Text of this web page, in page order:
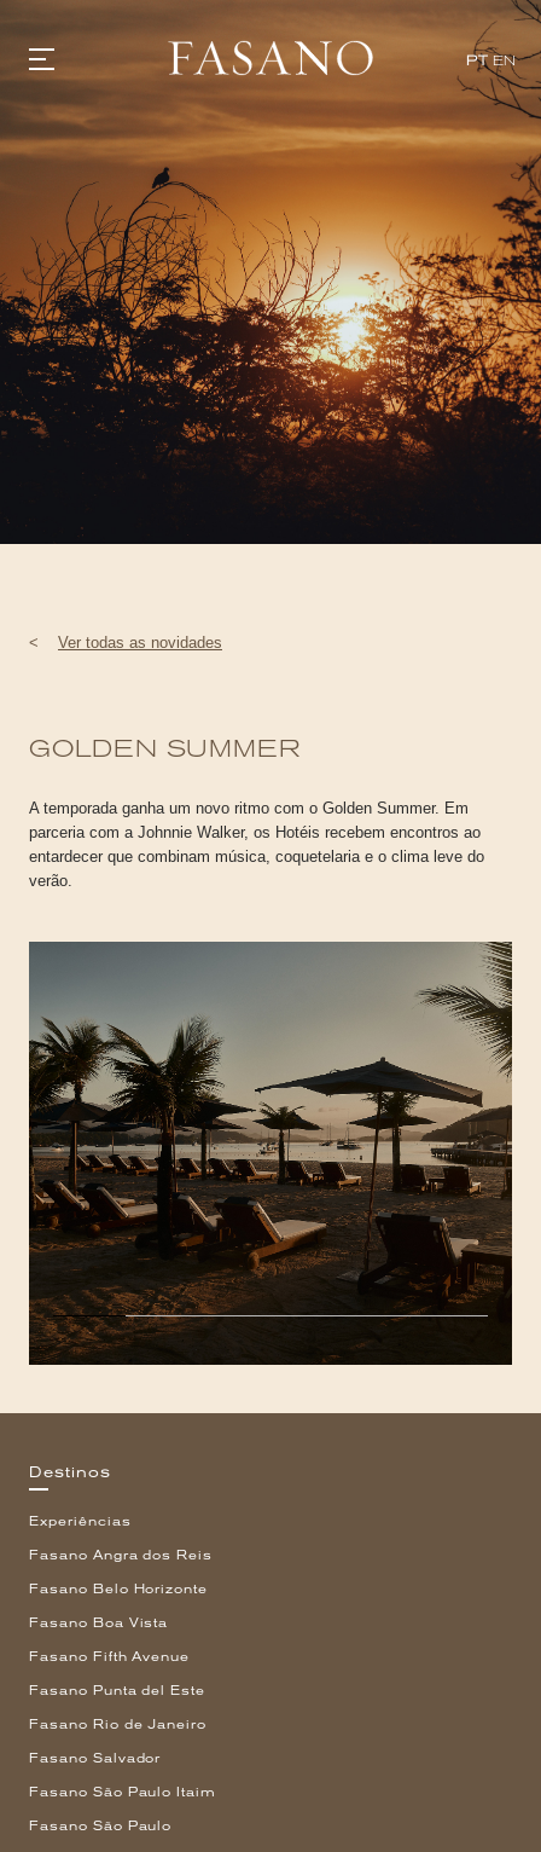
PT EN
GASTRONOMIA
HOTÉIS
EXPERIÊNCIAS
EVENTOS
VILLAS
SHOP | SELEZIONE
DESCUBRA
WHAT'S COOKING
CORRIERE
HISTÓRIA
SUSTENTABILIDADE
CONTATO
< Ver todas as novidades
GOLDEN SUMMER
A temporada ganha um novo ritmo com o Golden Summer. Em
parceria com a Johnnie Walker, os Hotéis recebem encontros ao
entardecer que combinam música, coquetelaria e o clima leve do
verão.
Destinos
Experiências
Fasano Angra dos Reis
Fasano Belo Horizonte
Fasano Boa Vista
Fasano Fifth Avenue
Fasano Punta del Este
Fasano Rio de Janeiro
Fasano Salvador
Fasano São Paulo Itaim
Fasano São Paulo